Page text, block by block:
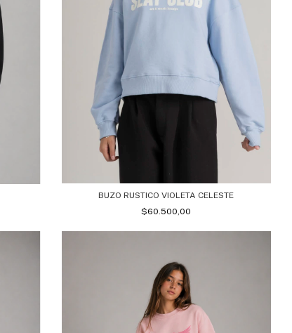
BUZO RUSTICO VIOLETA CELESTE
$60.500,00